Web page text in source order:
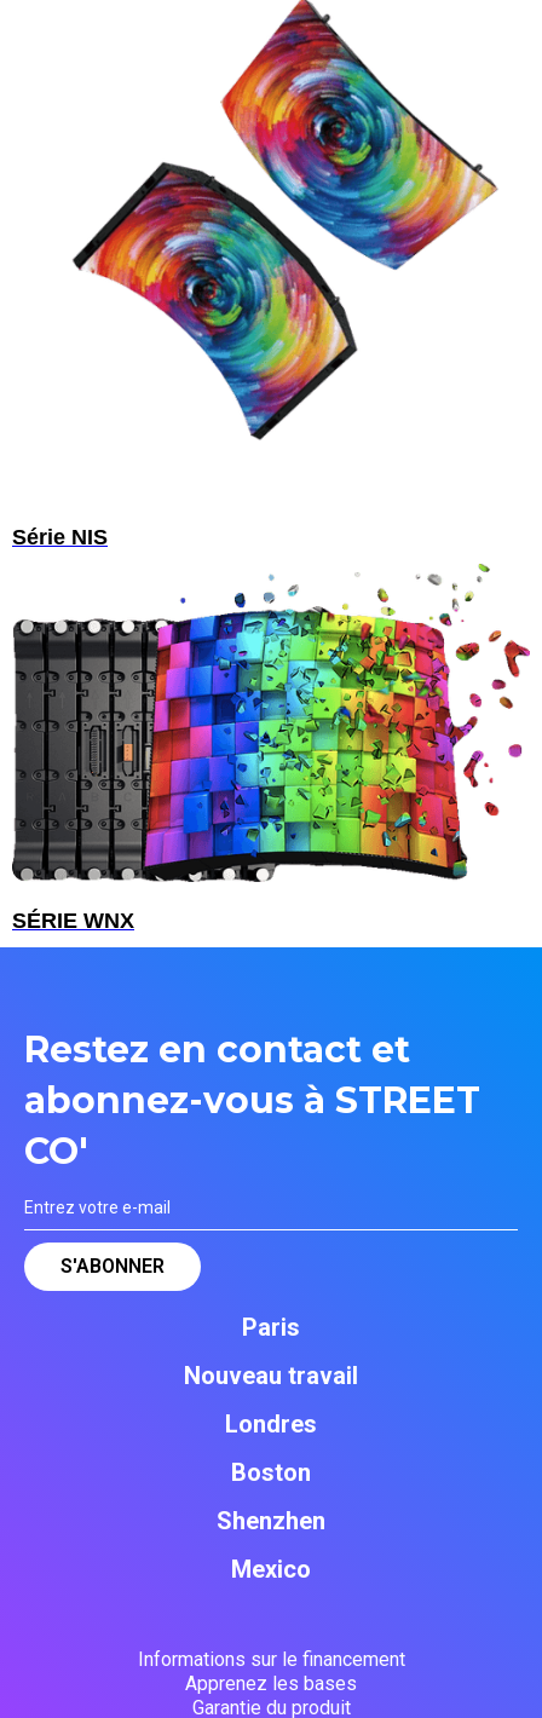
Série NIS
SÉRIE WNX
Restez en contact et
abonnez-vous à STREET
CO'
Paris
Nouveau travail
Londres
Boston
Shenzhen
Mexico
Informations sur le financement
Apprenez les bases
Garantie du produit